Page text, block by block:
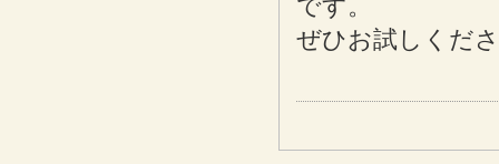
です。
ぜひお試しくだ